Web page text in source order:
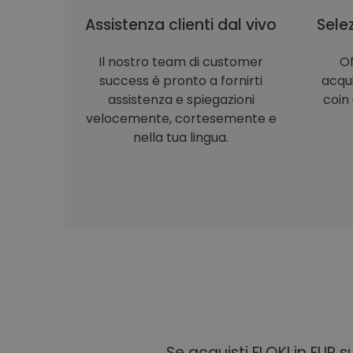
Assistenza clienti dal vivo
Il nostro team di customer
success è pronto a fornirti
assistenza e spiegazioni
velocemente, cortesemente e
nella tua lingua.
coin